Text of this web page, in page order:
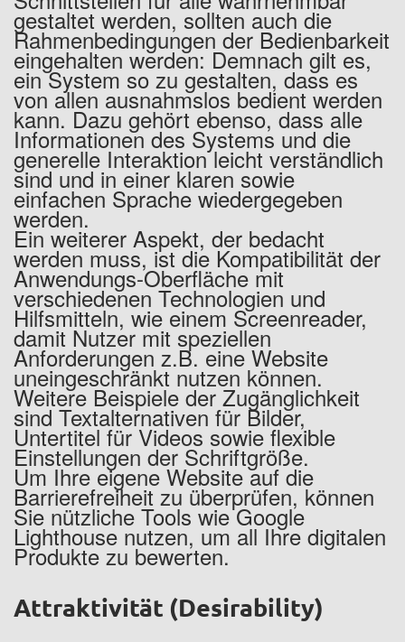
gestaltet werden, sollten auch die
Rahmenbedingungen der Bedienbarkeit
eingehalten werden: Demnach gilt es,
ein System so zu gestalten, dass es
von allen ausnahmslos bedient werden
kann. Dazu gehört ebenso, dass alle
Informationen des Systems und die
generelle Interaktion leicht verständlich
sind und in einer klaren sowie
einfachen Sprache wiedergegeben
werden.
Ein weiterer Aspekt, der bedacht
werden muss, ist die Kompatibilität der
Anwendungs-Oberfläche mit
verschiedenen Technologien und
Hilfsmitteln, wie einem Screenreader,
damit Nutzer mit speziellen
Anforderungen z.B. eine Website
uneingeschränkt nutzen können.
Weitere Beispiele der Zugänglichkeit
sind Textalternativen für Bilder,
Untertitel für Videos sowie flexible
Einstellungen der Schriftgröße.
Um Ihre eigene Website auf die
Barrierefreiheit zu überprüfen, können
Sie nützliche Tools wie Google
Lighthouse nutzen, um all Ihre digitalen
Produkte zu bewerten.
Attraktivität (Desirability)